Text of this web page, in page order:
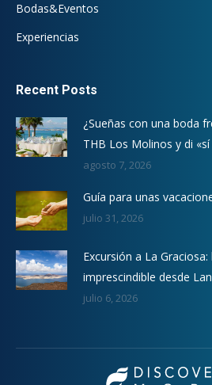
Bodas&Eventos
Experiencias
Recent Posts
¿Sueñas con una boda
THB Los Molinos y di
agosto 7, 2026
Guía para unas
julio 31, 2026
Excursión a La
imprescindible desde
julio 6, 2026